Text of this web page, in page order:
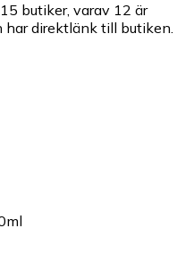
butiker, varav 12 är
har direktlänk till butiken.